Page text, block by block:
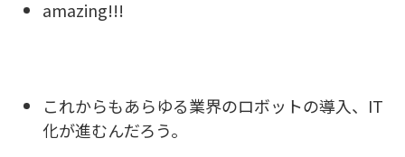
amazing!!!
これからもあらゆる業界のロボットの導入、IT
化が進むんだろう。